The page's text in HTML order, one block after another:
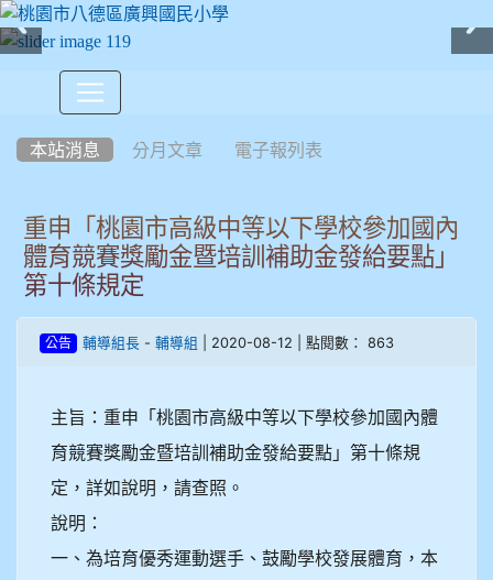
本站消息 分月文章 電子報列表
重申「桃園市高級中等以下學校參加國內
體育競賽獎勵金暨培訓補助金發給要點」
第十條規定
公告 輔導組長 - 輔導組 | 2020-08-12 | 點閱數： 863
主旨：重申「桃園市高級中等以下學校參加國內體
育競賽獎勵金暨培訓補助金發給要點」第十條規
定，詳如說明，請查照。
說明：
一、為培育優秀運動選手、鼓勵學校發展體育，本